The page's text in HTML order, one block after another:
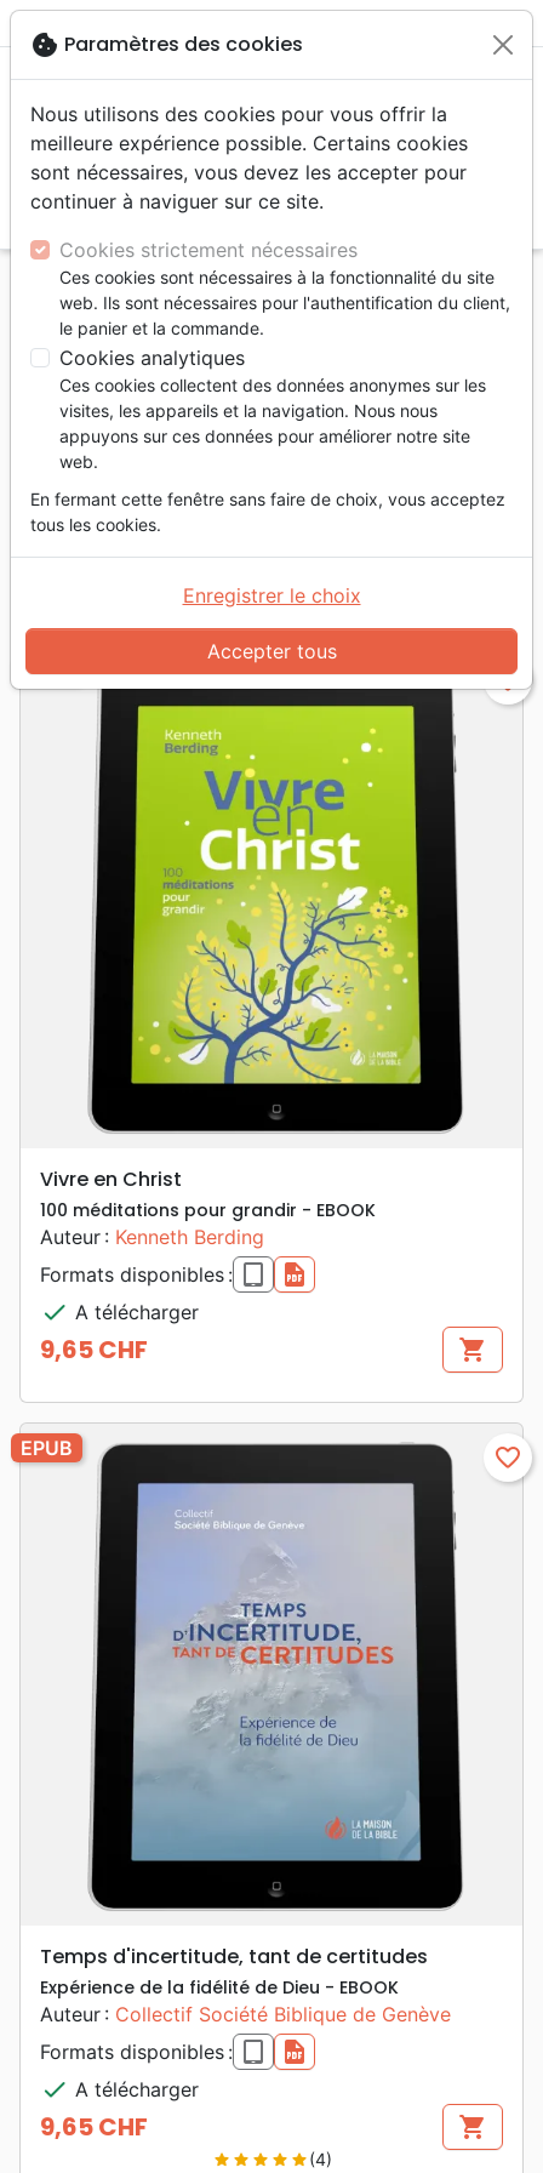
menu
Accueil eBooks Méditations
Méditations
Filtrer tune
Méditations Adultes Quotidiennes
EPUB favorite_border
Vivre en Christ
100 méditations pour grandir - EBOOK
Auteur : Kenneth Berding
Formats disponibles : epub
pdf
check A télécharger
Prix
9,65 CHF shopping_cart
EPUB favorite_border
Temps d'incertitude, tant de certitudes
Expérience de la fidélité de Dieu - EBOOK
Auteur : Collectif Société Biblique de Genève
Formats disponibles : epub
pdf
check A télécharger
Prix
9,65 CHF shopping_cart
star star star star star(4)
cookie Paramètres des cookies
Nous utilisons des cookies pour vous offrir la
meilleure expérience possible. Certains cookies
sont nécessaires, vous devez les accepter pour
continuer à naviguer sur ce site.
Cookies strictement nécessaires
Ces cookies sont nécessaires à la fonctionnalité du site
web. Ils sont nécessaires pour l'authentification du client,
le panier et la commande.
Cookies analytiques
Ces cookies collectent des données anonymes sur les
visites, les appareils et la navigation. Nous nous
appuyons sur ces données pour améliorer notre site
web.
En fermant cette fenêtre sans faire de choix, vous acceptez
tous les cookies.
Accepter tous
Enregistrer le choix